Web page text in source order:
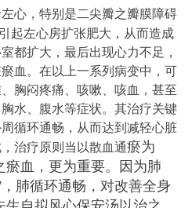
心，特别是二尖瓣之瓣膜障碍
引起左心房扩张肥大，从而造成
都扩大，最后出现心力不足，
血。在以上一系列病变中，可
胸闷疼痛、咳嗽、咳血，甚至
水、腹水等症状。其治疗关键
循环通畅，从而达到减轻心脏
治疗原则当以散血通瘀为
瘀血，更为重要。因为肺
，肺循环通畅，对改善全身